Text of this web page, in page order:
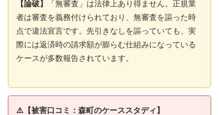
【論破】
「無審査」は法律上あり得ません。正規業
者は審査を義務付けられており、無審査を謳った時
点で違法宣言です。先引きなしを謳っていても、実
際には返済時の請求額が膨らむ仕組みになっている
ケースが多数報告されています。
⚠️【被害口コミ：森町のケーススタディ】